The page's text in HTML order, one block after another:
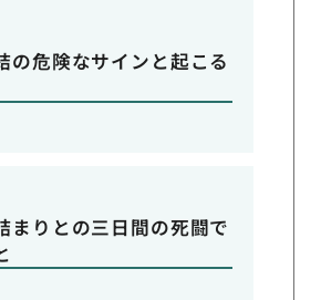
の危険なサインと起こる
まりとの三日間の死闘で